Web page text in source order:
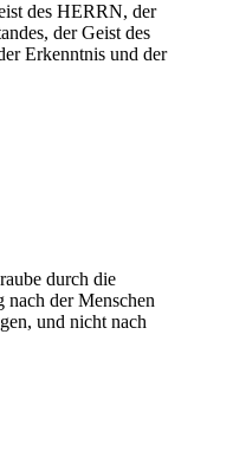
des HERRN, der
der Geist des
Erkenntnis und der
durch die
nach der Menschen
und nicht nach